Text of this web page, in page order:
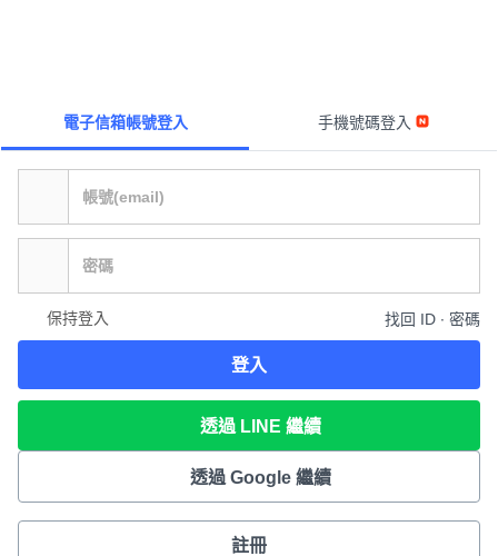
電子信箱帳號登入 手機號碼登入
保持登入 找回 ID ∙ 密碼
登入
透過 LINE 繼續
透過 Google 繼續
註冊